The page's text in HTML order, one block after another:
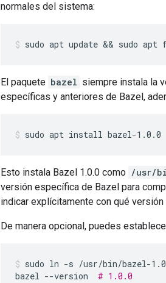
normales del sistema:
sudo apt update && sudo apt
El paquete bazel siempre instala la
específicas y anteriores de Bazel,
sudo apt install bazel-1.0.0
Esto instala Bazel 1.0.0 como /usr/
versión específica de Bazel para
indicar explícitamente con qué
De manera opcional, puedes
sudo ln -s /usr/bin/bazel-
bazel --version # 1.0.0